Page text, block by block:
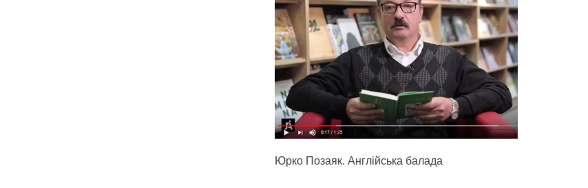
Юрко Позаяк. Англійська балада